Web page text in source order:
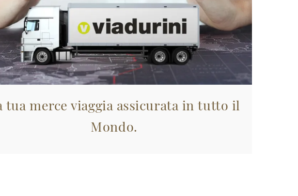
tua merce viaggia assicurata in tutto il
Mondo.